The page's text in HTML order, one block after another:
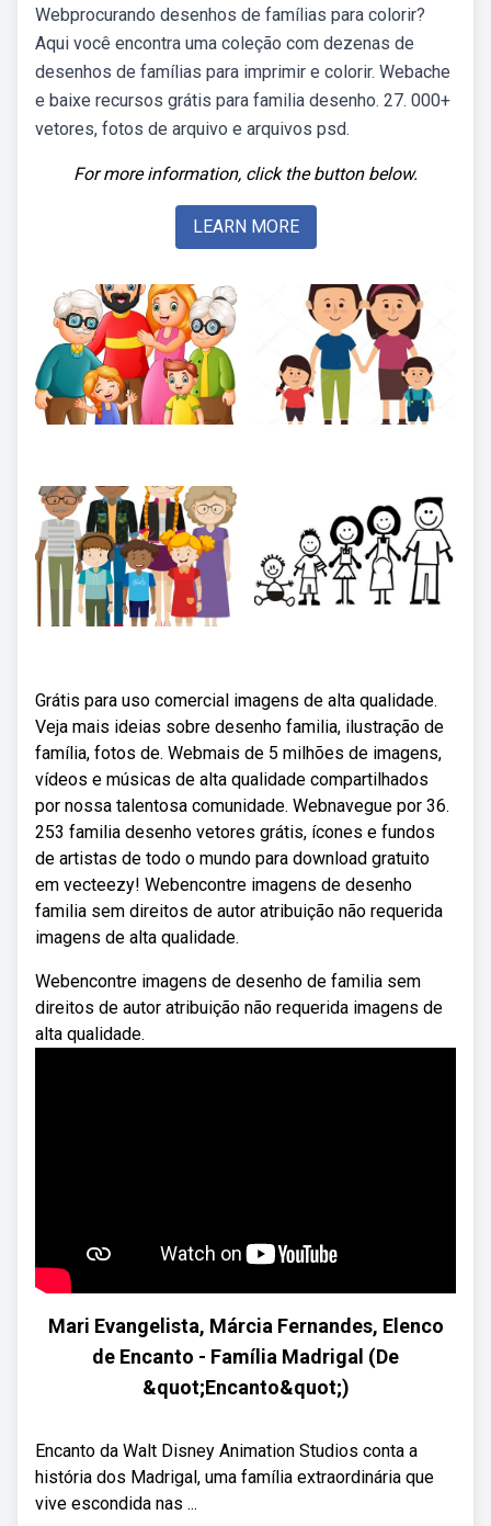
Webprocurando desenhos de famílias para colorir?
Aqui você encontra uma coleção com dezenas de
desenhos de famílias para imprimir e colorir. Webache
e baixe recursos grátis para familia desenho. 27. 000+
vetores, fotos de arquivo e arquivos psd.
For more information, click the button below.
LEARN MORE
Grátis para uso comercial imagens de alta qualidade.
Veja mais ideias sobre desenho familia, ilustração de
família, fotos de. Webmais de 5 milhões de imagens,
vídeos e músicas de alta qualidade compartilhados
por nossa talentosa comunidade. Webnavegue por 36.
253 familia desenho vetores grátis, ícones e fundos
de artistas de todo o mundo para download gratuito
em vecteezy! Webencontre imagens de desenho
familia sem direitos de autor atribuição não requerida
imagens de alta qualidade.
Webencontre imagens de desenho de familia sem
direitos de autor atribuição não requerida imagens de
alta qualidade.
Mari Evangelista, Márcia Fernandes, Elenco
de Encanto - Família Madrigal (De
&quot;Encanto&quot;)
Encanto da Walt Disney Animation Studios conta a
história dos Madrigal, uma família extraordinária que
vive escondida nas ...